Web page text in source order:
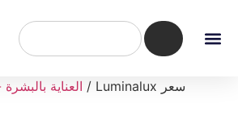
Skin Care - العناية بالبشرة / Luminalux سعر